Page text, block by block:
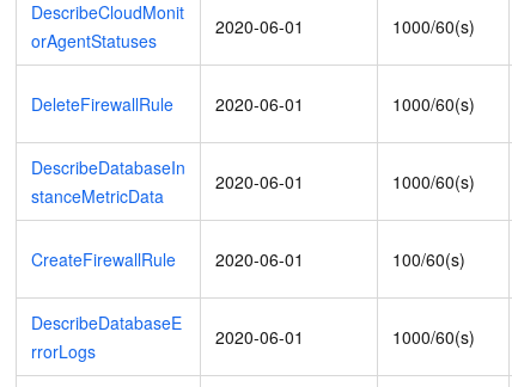
DescribeCloudMonit
orAgentStatuses
2020-06-01 1000/60(s)
DeleteFirewallRule 2020-06-01 1000/60(s)
DescribeDatabaseIn
stanceMetricData
2020-06-01 1000/60(s)
CreateFirewallRule 2020-06-01 100/60(s)
DescribeDatabaseE
rrorLogs
2020-06-01 1000/60(s)
Happy 系列大模型
大模型解决方案
快速部署 Dify，高效搭建 AI 应用
10 分钟在聊天系统中增加一个 AI 助手 即刻拥有 DeepSeek-R1 满血版
AI 开发和 AI 应用解决方案
广告营销